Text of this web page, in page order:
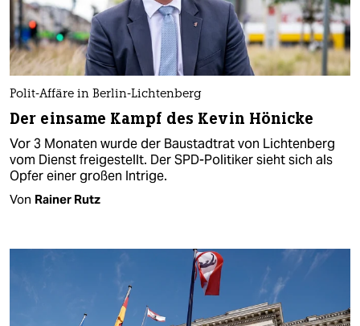
Polit-Affäre in Berlin-Lichtenberg
Der einsame Kampf des Kevin Hönicke
Vor 3 Monaten wurde der Baustadtrat von Lichtenberg
vom Dienst freigestellt. Der SPD-Politiker sieht sich als
Opfer einer großen Intrige.
Von Rainer Rutz